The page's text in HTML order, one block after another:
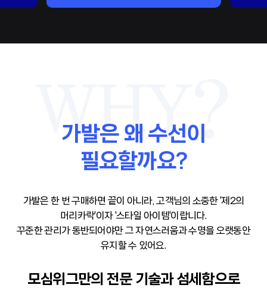
가발은 왜 수선이
필요할까요?
가발은 한 번 구매하면 끝이 아니라, 고객님의 소중한 '제2의
머리카락'이자 '스타일 아이템'이랍니다.
꾸준한 관리가 동반되어야만 그 자연스러움과 수명을 오랫동안
유지할 수 있어요.
모심위그만의 전문 기술과 섬세함으로